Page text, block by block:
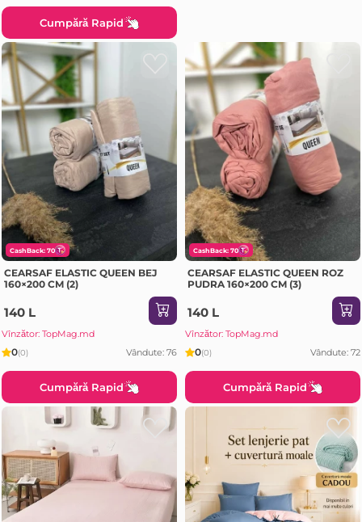
Cumpără Rapid
CashBack: 70
CEARSAF ELASTIC QUEEN BEJ
160×200 CM (2)
140 L
Vînzător: TopMag.md
0(0) Vândute: 76
Cumpără Rapid
CashBack: 70
CEARSAF ELASTIC QUEEN ROZ
PUDRA 160×200 CM (3)
140 L
Vînzător: TopMag.md
0(0) Vândute: 72
Cumpără Rapid